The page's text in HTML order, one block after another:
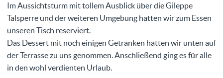
Im Aussichtsturm mit tollem Ausblick über die Gileppe
Talsperre und der weiteren Umgebung hatten wir zum Essen
unseren Tisch reserviert.
Das Dessert mit noch einigen Getränken hatten wir unten auf
der Terrasse zu uns genommen. Anschließend ging es für alle
in den wohl verdienten Urlaub.